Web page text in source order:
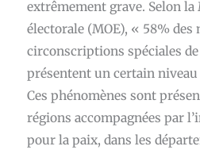
extrêmement grave. Selon la
électorale (MOE), « 58%
circonscriptions spéciales
présentent un certain
Ces phénomènes sont
régions accompagnées par
pour la paix, dans les